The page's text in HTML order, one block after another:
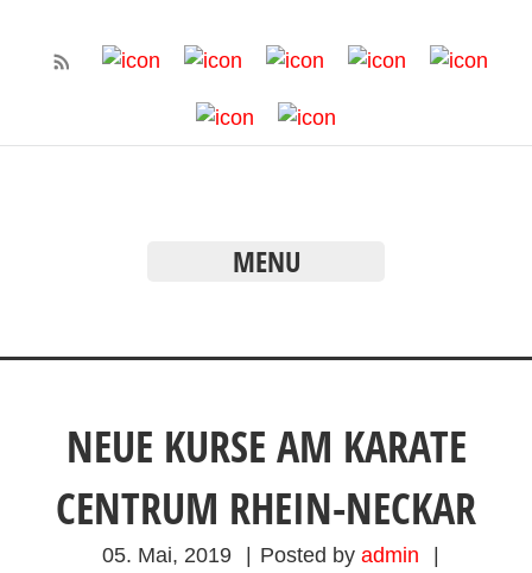
MENU
NEUE KURSE AM KARATE
CENTRUM RHEIN-NECKAR
05. Mai, 2019 Posted by admin